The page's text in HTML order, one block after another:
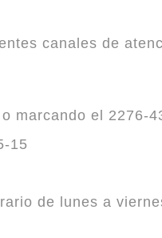
canales de
marcando el 2276-
15
de lunes a